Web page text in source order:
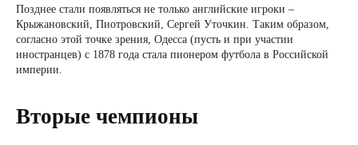
Позднее стали появляться не только английские игроки –
Крыжановский, Пиотровский, Сергей Уточкин. Таким образом,
согласно этой точке зрения, Одесса (пусть и при участии
иностранцев) с 1878 года стала пионером футбола в Российской
империи.
Вторые чемпионы